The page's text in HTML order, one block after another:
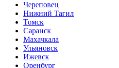
Череповец
Нижний Тагил
Томск
Саранск
Махачкала
Ульяновск
Ижевск
Оренбург